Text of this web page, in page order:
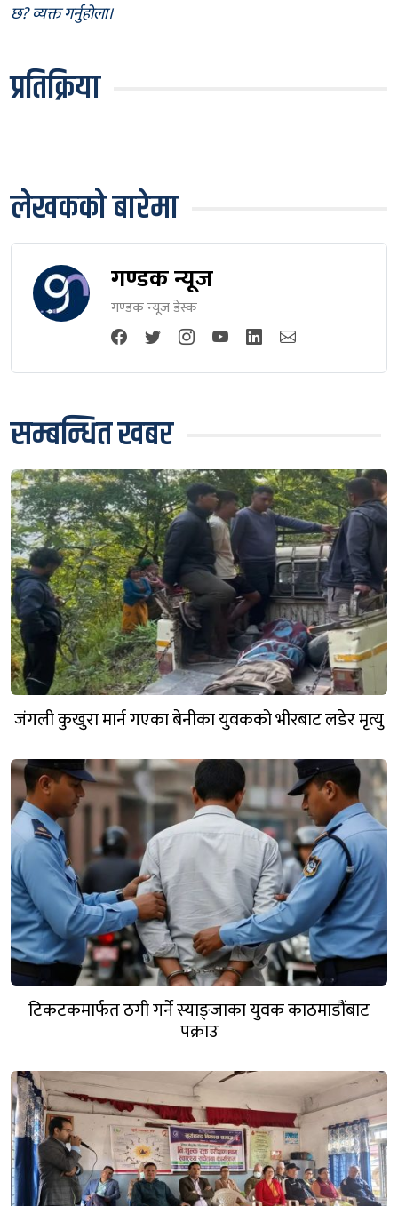
छ? व्यक्त गर्नुहोला।
प्रतिक्रिया
लेखकको बारेमा
गण्डक न्यूज
गण्डक न्यूज डेस्क
सम्बन्धित खबर
जंगली कुखुरा मार्न गएका बेनीका युवकको भीरबाट लडेर मृत्यु
टिकटकमार्फत ठगी गर्ने स्याङ्जाका युवक काठमाडौंबाट
पक्राउ